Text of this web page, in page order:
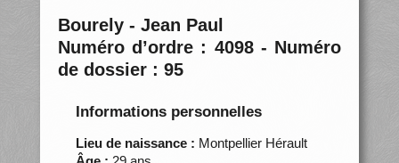
Bourely - Jean Paul
Numéro d’ordre : 4098 - Numéro
de dossier : 95
Informations personnelles
Lieu de naissance : Montpellier Hérault